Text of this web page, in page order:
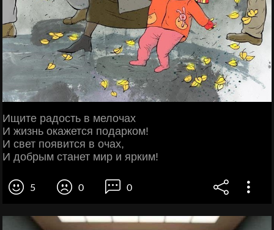
Ищите радость в мелочах
И жизнь окажется подарком!
И свет появится в очах,
И добрым станет мир и ярким!
5 0 0